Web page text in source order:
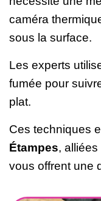
caméra
sous la surface.
Les experts
fumée pour
plat.
Ces techniques
Étampes, alliées
vous offrent une